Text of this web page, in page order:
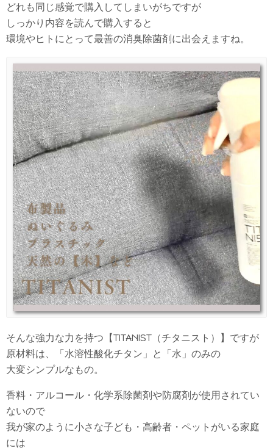
どれも同じ感覚で購入してしまいがちですが
しっかり内容を読んで購入すると
環境やヒトにとって最善の消臭除菌剤に出会えますね。
そんな強力な力を持つ【TITANIST（チタニスト）】ですが
原材料は、「水溶性酸化チタン」と「水」のみの
大変シンプルなもの。
香料・アルコール・化学系除菌剤や防腐剤が使用されてい
ないので
我が家のように小さな子ども・高齢者・ペットがいる家庭
には